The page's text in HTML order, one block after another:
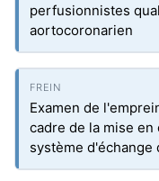
perfusionnistes
aortocoronarien
Examen de
cadre de la mise
système d'échange